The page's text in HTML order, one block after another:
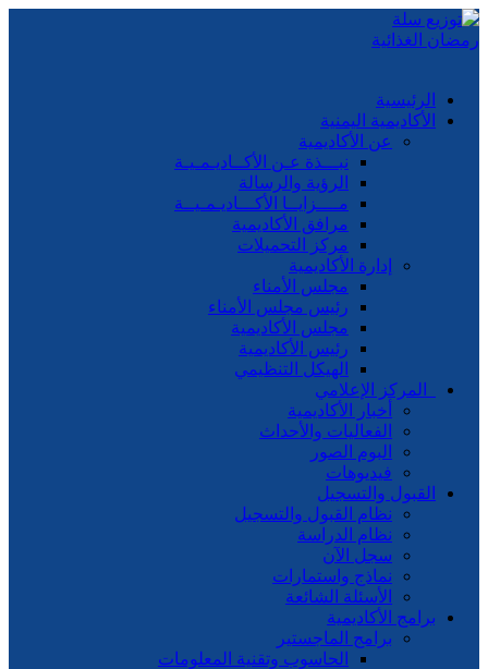
الرئيسية
الأكاديمية اليمنية
عن الأكاديمية
نبـــذة عـن الأكــاديـمـيـة
الرؤية والرسالة
مــــزايــا الأكـــاديـمـيــة
مرافق الأكاديمية
مركز التحميلات
إدارة الأكاديمية
مجلس الأمناء
رئيس مجلس الأمناء
مجلس الأكاديمية
رئيس الأكاديمية
الهيكل التنظيمي
المركز الإعلامي
أخبار الأكاديمية
الفعاليات والأحداث
البوم الصور
فيديوهات
القبول والتسجيل
نظام القبول والتسجيل
نظام الدراسة
سجل الآن
نماذج واستمارات
الأسئلة الشائعة
برامج الأكاديمية
برامج الماجستير
الحاسوب وتقنية المعلومات